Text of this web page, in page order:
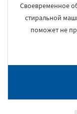
Своевременное
стиральной
поможет не